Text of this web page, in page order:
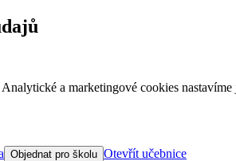
a marketingové cookies
Objednat pro školu Otevřít učebnice